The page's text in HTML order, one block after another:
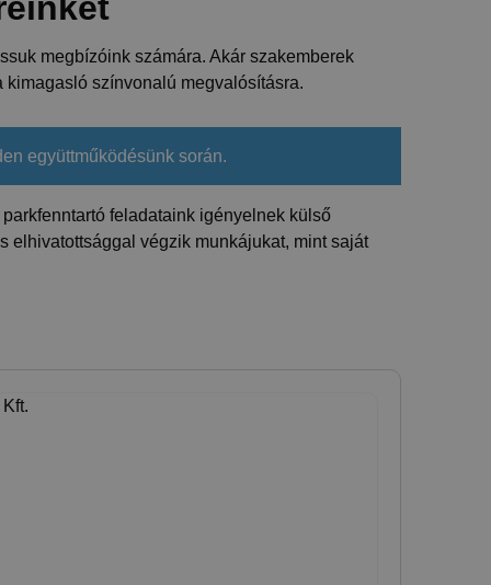
megbízóink számára. Akár szakemberek
színvonalú megvalósításra.
együttműködésünk során.
feladataink igényelnek külső
elhivatottsággal végzik munkájukat, mint saját